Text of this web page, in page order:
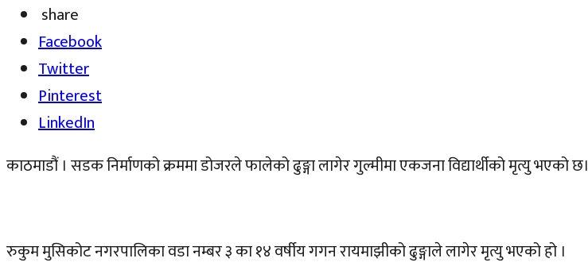
share
Facebook
Twitter
Pinterest
LinkedIn
काठमाडौं । सडक निर्माणको क्रममा डोजरले फालेको ढुङ्गा लागेर गुल्मीमा एकजना विद्यार्थीको मृत्यु भएको छ।
रुकुम मुसिकोट नगरपालिका वडा नम्बर ३ का १४ वर्षीय गगन रायमाझीको ढुङ्गाले लागेर मृत्यु भएको हो ।